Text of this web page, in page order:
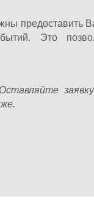
предоставить
Это